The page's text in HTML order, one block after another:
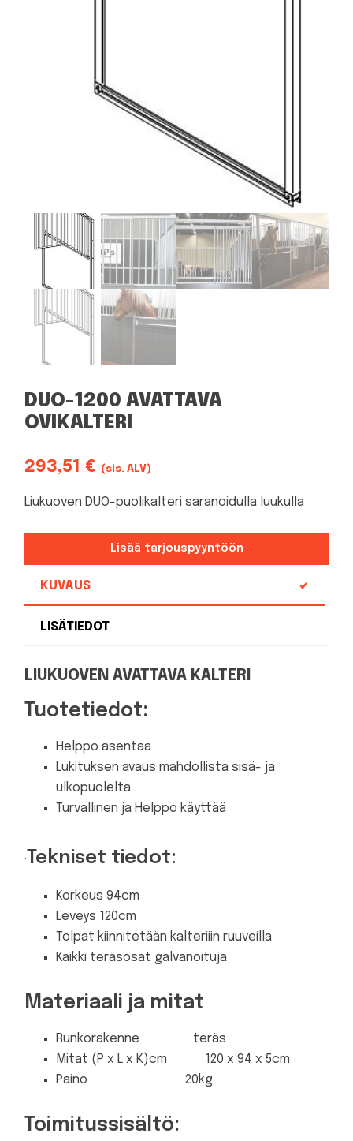
DUO-1200 AVATTAVA
OVIKALTERI
293,51 € (sis. ALV)
Liukuoven DUO-puolikalteri saranoidulla luukulla
Lisää tarjouspyyntöön
KUVAUS
LISÄTIEDOT
LIUKUOVEN AVATTAVA KALTERI
Tuotetiedot:
Helppo asentaa
Lukituksen avaus mahdollista sisä- ja
ulkopuolelta
Turvallinen ja Helppo käyttää
·Tekniset tiedot:
Korkeus 94cm
Leveys 120cm
Tolpat kiinnitetään kalteriiin ruuveilla
Kaikki teräsosat galvanoituja
Materiaali ja mitat
Runkorakenne teräs
Mitat (P x L x K)cm 120 x 94 x 5cm
Paino 20kg
Toimitussisältö: